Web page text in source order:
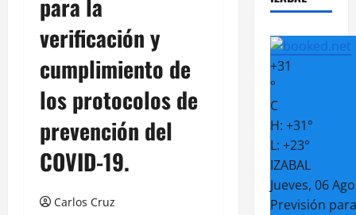
para la
verificación y
cumplimiento de
los protocolos de
prevención del
COVID-19.
Carlos Cruz
+31
°
C
H: +31°
L: +23°
IZABAL
Jueves, 06
Previsión